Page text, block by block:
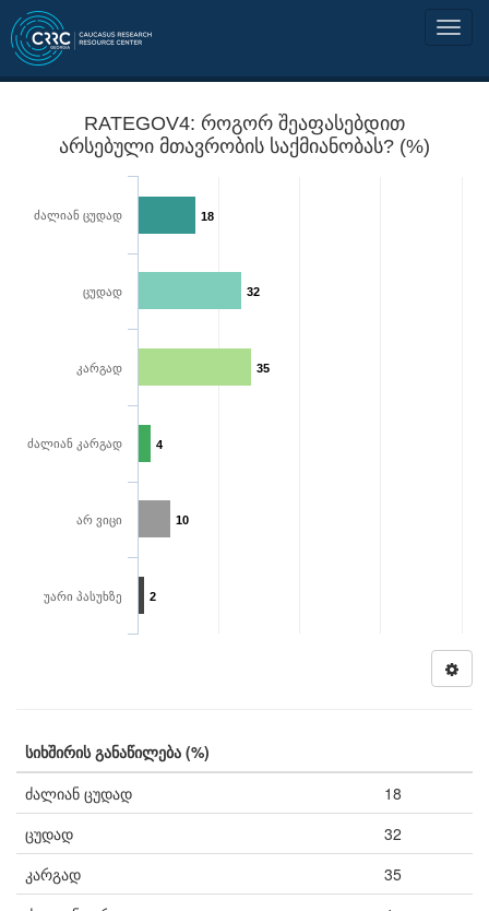
RATEGOV4: როგორ შეაფასებდით
არსებული მთავრობის საქმიანობას? (%)
18
32
35
4
10
2
ძალიან ცუდად
ცუდად
კარგად
ძალიან კარგად
არ ვიცი
უარი პასუხზე
სიხშირის განაწილება (%)
ძალიან ცუდად
18
ცუდად
32
კარგად
35